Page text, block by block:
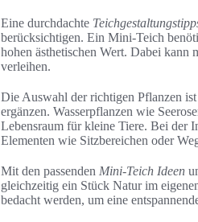
Eine durchdachte
berücksichtigen. Ein Mini-Teich
hohen ästhetischen Wert. Dabei kann
verleihen.
Die Auswahl der richtigen Pflanzen
ergänzen. Wasserpflanzen wie
Lebensraum für kleine Tiere. Bei der
Elementen wie Sitzbereichen oder
Mit den passenden Mini-Teich Ideen
gleichzeitig ein Stück Natur im
bedacht werden, um eine